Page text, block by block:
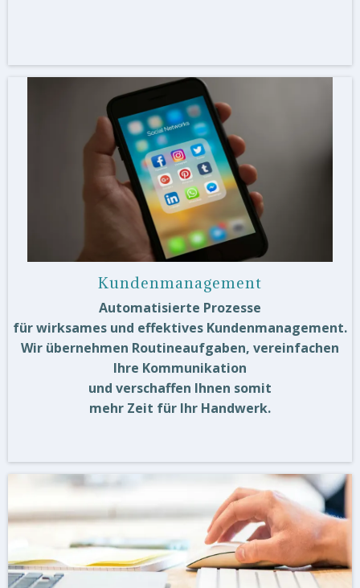
Kundenmanagement
Automatisierte Prozesse
für wirksames und effektives Kundenmanagement.
Wir übernehmen Routineaufgaben, vereinfachen
Ihre Kommunikation
und verschaffen Ihnen somit
mehr Zeit für Ihr Handwerk.